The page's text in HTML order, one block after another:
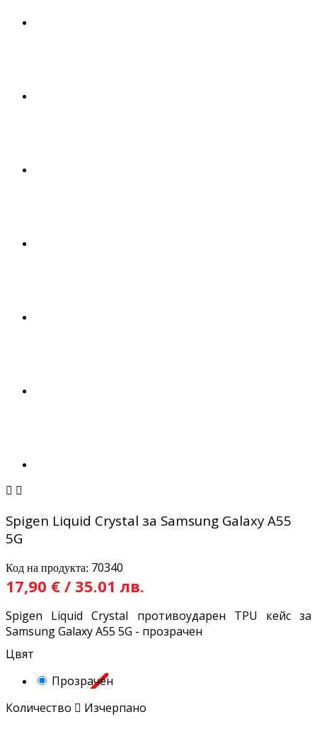
 
Spigen Liquid Crystal за Samsung Galaxy A55
5G
Код на продукта: 70340
17,90 € / 35.01 лв.
Spigen Liquid Crystal противоударен TPU кейс за
Samsung Galaxy A55 5G - прозрачен
Цвят
Прозрачен
Количество  Изчерпано